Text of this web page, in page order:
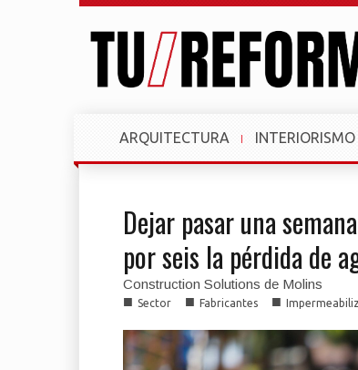
ARQUITECTURA INTERIORISMO
Dejar pasar una
por seis la pérdida de
Construction Solutions de Molins
■ Sector ■ Fabricantes ■